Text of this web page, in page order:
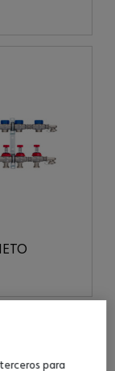
para